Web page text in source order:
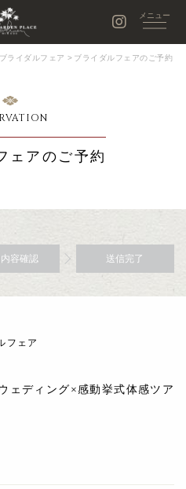
ブライダルフェア > ブライダルフェアのご予約
ェアのご予約
容確認 送信完了
フェア
ェディング×感動挙式体感ツア